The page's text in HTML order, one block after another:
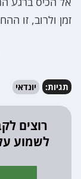
זמן ולרוב, זו
תגיות: יונדאי
רוצים
לשמוע